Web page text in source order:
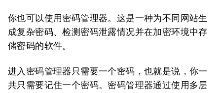
你也可以使用密码管理器。这是一种为不同网站生
成复杂密码、检测密码泄露情况并在加密环境中存
储密码的软件。
进入密码管理器只需要一个密码，也就是说，你一
共只需要记住一个密码。密码管理器通过使用多层